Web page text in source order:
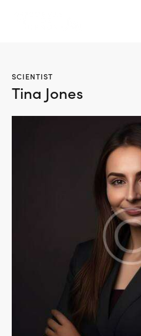
SCIENTIST
Tina Jones